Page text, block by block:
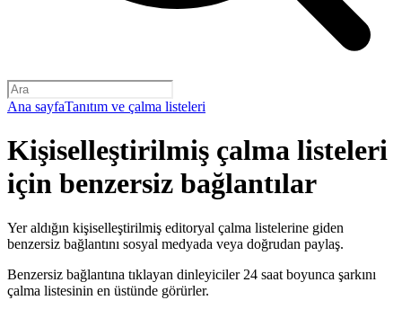
Ana sayfaTanıtım ve çalma listeleri
Kişiselleştirilmiş çalma listeleri
için benzersiz bağlantılar
Yer aldığın kişiselleştirilmiş editoryal çalma listelerine giden
benzersiz bağlantını sosyal medyada veya doğrudan paylaş.
Benzersiz bağlantına tıklayan dinleyiciler 24 saat boyunca şarkını
çalma listesinin en üstünde görürler.